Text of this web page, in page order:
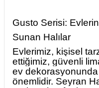
Gusto Serisi:
Sunan Halılar
Evlerimiz, kişisel
ettiğimiz, güvenli
ev
önemlidir. Seyran